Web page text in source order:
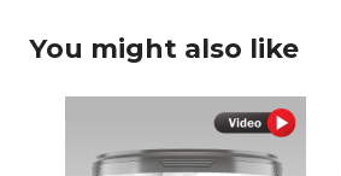
You might also like